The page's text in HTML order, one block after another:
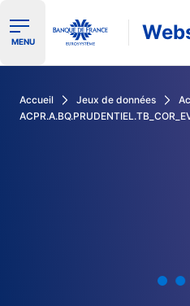
Ouvrir le menu de
MENU
Accueil Jeux de données